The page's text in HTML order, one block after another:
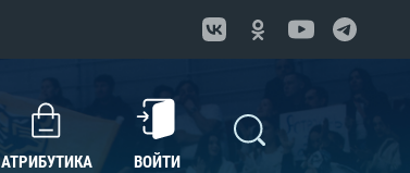
АТРИБУТИКА ВОЙТИ